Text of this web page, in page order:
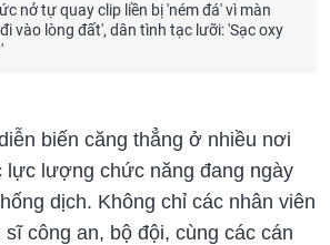
nở tự quay clip liền bị 'ném đá' vì màn
vào lòng đất', dân tình tạc lưỡi: 'Sạc oxy
biến căng thẳng ở nhiều nơi
lực lượng chức năng đang ngày
dịch. Không chỉ các nhân viên
công an, bộ đội, cùng các cán